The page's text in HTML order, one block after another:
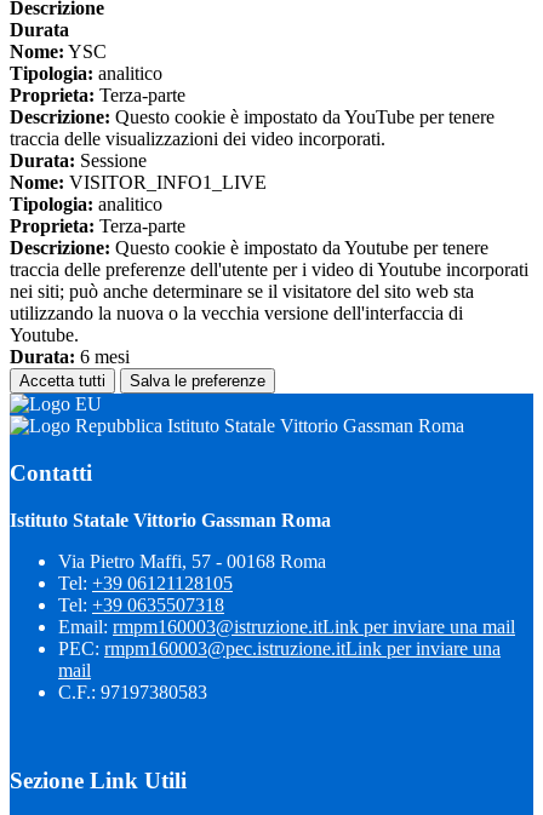
Descrizione
Durata
Nome: YSC
Tipologia: analitico
Proprieta: Terza-parte
Descrizione: Questo cookie è impostato da YouTube per tenere
traccia delle visualizzazioni dei video incorporati.
Durata: Sessione
Nome: VISITOR_INFO1_LIVE
Tipologia: analitico
Proprieta: Terza-parte
Descrizione: Questo cookie è impostato da Youtube per tenere
traccia delle preferenze dell'utente per i video di Youtube incorporati
nei siti; può anche determinare se il visitatore del sito web sta
utilizzando la nuova o la vecchia versione dell'interfaccia di
Youtube.
Durata: 6 mesi
Accetta tutti Salva le preferenze
Istituto Statale Vittorio Gassman Roma
Contatti
Istituto Statale Vittorio Gassman Roma
Via Pietro Maffi, 57 - 00168 Roma
Tel: +39 06121128105
Tel: +39 0635507318
Email: rmpm160003@istruzione.itLink per inviare una mail
PEC: rmpm160003@pec.istruzione.itLink per inviare una
mail
C.F.: 97197380583
Sezione Link Utili